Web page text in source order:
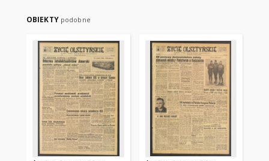
OBIEKTY podobne